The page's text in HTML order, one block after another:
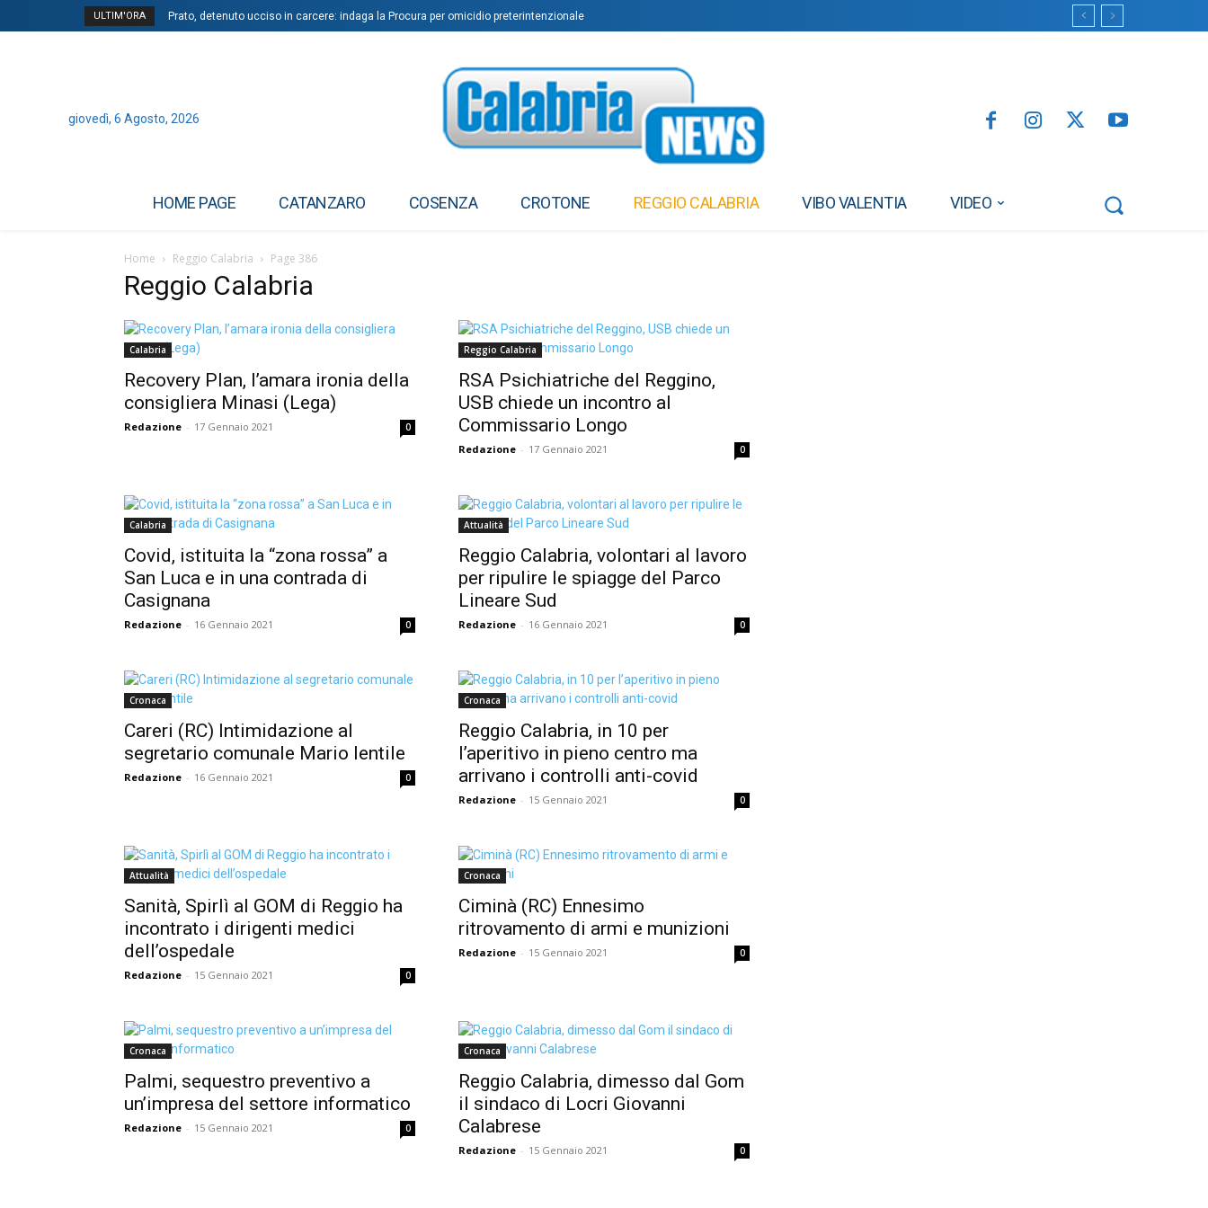
ULTIM'ORA Prato, detenuto ucciso in carcere: indaga la Procura per omicidio preterintenzionale
giovedì, 6 Agosto, 2026
HOME PAGE CATANZARO COSENZA CROTONE REGGIO CALABRIA VIBO VALENTIA VIDEO
Home Reggio Calabria Page 386
Reggio Calabria
Calabria
Recovery Plan, l’amara ironia della
consigliera Minasi (Lega)
Redazione - 17 Gennaio 2021 0
Reggio Calabria
RSA Psichiatriche del Reggino,
USB chiede un incontro al
Commissario Longo
Redazione - 17 Gennaio 2021 0
Calabria
Covid, istituita la “zona rossa” a
San Luca e in una contrada di
Casignana
Redazione - 16 Gennaio 2021 0
Attualità
Reggio Calabria, volontari al lavoro
per ripulire le spiagge del Parco
Lineare Sud
Redazione - 16 Gennaio 2021 0
Cronaca
Careri (RC) Intimidazione al
segretario comunale Mario Ientile
Redazione - 16 Gennaio 2021 0
Cronaca
Reggio Calabria, in 10 per
l’aperitivo in pieno centro ma
arrivano i controlli anti-covid
Redazione - 15 Gennaio 2021 0
Attualità
Sanità, Spirlì al GOM di Reggio ha
incontrato i dirigenti medici
dell’ospedale
Redazione - 15 Gennaio 2021 0
Cronaca
Ciminà (RC) Ennesimo
ritrovamento di armi e munizioni
Redazione - 15 Gennaio 2021 0
Cronaca
Palmi, sequestro preventivo a
un’impresa del settore informatico
Redazione - 15 Gennaio 2021 0
Cronaca
Reggio Calabria, dimesso dal Gom
il sindaco di Locri Giovanni
Calabrese
Redazione - 15 Gennaio 2021 0